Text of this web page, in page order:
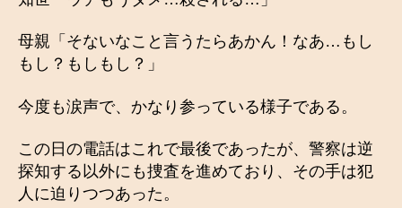
母親「そないなこと言うたらあかん！なあ…もし
もし？もしもし？」
今度も涙声で、かなり参っている様子である。
この日の電話はこれで最後であったが、警察は逆
探知する以外にも捜査を進めており、その手は犯
人に迫りつつあった。